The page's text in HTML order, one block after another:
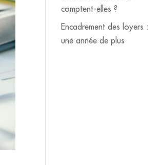
comptent-elles ?
Encadrement des loyers :
une année de plus